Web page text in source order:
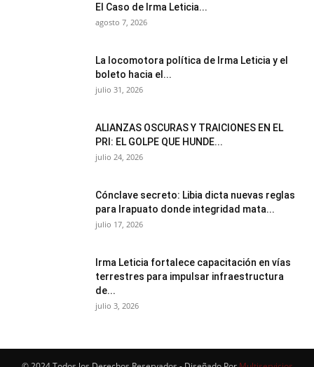
El Caso de Irma Leticia...
agosto 7, 2026
La locomotora política de Irma Leticia y el
boleto hacia el...
julio 31, 2026
ALIANZAS OSCURAS Y TRAICIONES EN EL
PRI: EL GOLPE QUE HUNDE...
julio 24, 2026
Cónclave secreto: Libia dicta nuevas reglas
para Irapuato donde integridad mata...
julio 17, 2026
Irma Leticia fortalece capacitación en vías
terrestres para impulsar infraestructura
de...
julio 3, 2026